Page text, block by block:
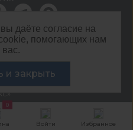
0
Войти Избранное
даёте согласие на
помогающих нам
вас.
и закрыть
27 стр. 2.2
ОГРН: 1063667287551